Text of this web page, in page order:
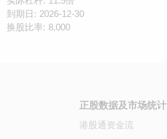
到期日: 2026-12-30
换股比率: 8,000
正股数据及市场统计
港股通资金流